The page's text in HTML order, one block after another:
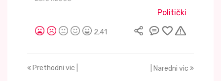
Politički
2,41
Prethodni vic | | Naredni vic